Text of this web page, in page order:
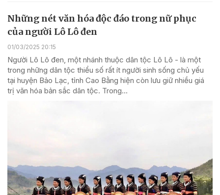
Những nét văn hóa độc đáo trong nữ phục
của người Lô Lô đen
01/03/2025 20:15
Người Lô Lô đen, một nhánh thuộc dân tộc Lô Lô - là một
trong những dân tộc thiểu số rất ít người sinh sống chủ yếu
tại huyện Bảo Lạc, tỉnh Cao Bằng hiện còn lưu giữ nhiều giá
trị văn hóa bản sắc dân tộc. Trong...